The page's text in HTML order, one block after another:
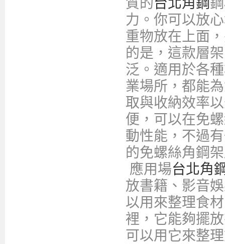
質的台北角鋼
力。你可以放
重物放在上面
的是，這款層
泛。適用於各
業場所，都能
取與收納效率
便，可以在免
動性能，不過
的免螺絲角鋼
應用場台北角
放書籍、影音
以用來整理食
裡，它能夠擺
可以用它來整